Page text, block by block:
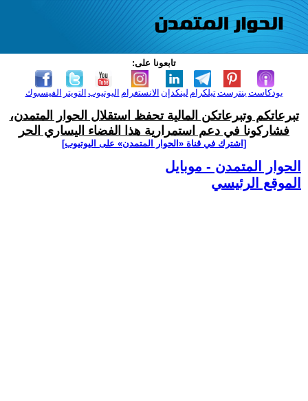
تابعونا على:
الفيسبوك التويتر اليوتيوب الانستغرام لينكدإن تيلكرامبنترست بودكاست
تبرعاتكم وتبرعاتكن المالية تحفظ استقلال الحوار المتمدن،
فشاركونا في دعم استمرارية هذا الفضاء اليساري الحر
[اشترك في قناة ‫«الحوار المتمدن» على اليوتيوب]
الحوار المتمدن - موبايل
الموقع الرئيسي